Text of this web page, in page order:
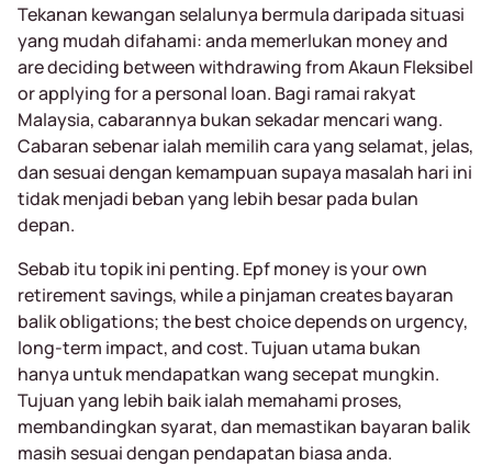
Tekanan kewangan selalunya bermula daripada situasi
yang mudah difahami: anda memerlukan money and
are deciding between withdrawing from Akaun Fleksibel
or applying for a personal loan. Bagi ramai rakyat
Malaysia, cabarannya bukan sekadar mencari wang.
Cabaran sebenar ialah memilih cara yang selamat, jelas,
dan sesuai dengan kemampuan supaya masalah hari ini
tidak menjadi beban yang lebih besar pada bulan
depan.
Sebab itu topik ini penting. Epf money is your own
retirement savings, while a pinjaman creates bayaran
balik obligations; the best choice depends on urgency,
long-term impact, and cost. Tujuan utama bukan
hanya untuk mendapatkan wang secepat mungkin.
Tujuan yang lebih baik ialah memahami proses,
membandingkan syarat, dan memastikan bayaran balik
masih sesuai dengan pendapatan biasa anda.